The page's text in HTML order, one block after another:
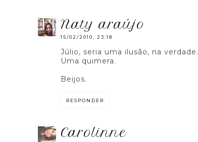
naty araújo
15/02/2010, 23:18
Júlio, seria uma ilusão, na verdade.
Uma quimera.
Beijos.
RESPONDER
carolinne